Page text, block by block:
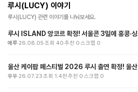
루시(LUCY) 이야기
루시(LUCY) 관련 이야기를 나눠보세요.
에루 26.08.05 조회 40 추천 0 스크랩 0
우우 26.07.23 조회 1.4천 추천 0 스크랩 0